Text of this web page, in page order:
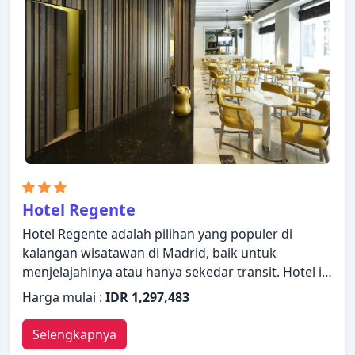
keluarga terpisah. Properti ini menawarkan
berbagai pilihan fasilitas rekreasi. Kemudahan dan
kenyamanan membuat NH Madrid Barajas Airport
menjadi pilihan yang sempurna sebagai tempat
menginap Anda di Madrid.
Hotel Regente
Hotel Regente adalah pilihan yang populer di
kalangan wisatawan di Madrid, baik untuk
menjelajahinya atau hanya sekedar transit. Hotel ini
menawarkan berbagai layanan dan fasilitas yang
dirancang untuk memberikan kenyamanan dan
kemudahan kepada para tamu. Fasilitas untuk
tamu dengan kebutuhan khusus, Wi-fi di tempat
Harga mulai : IDR 1,297,483
Selengkapnya